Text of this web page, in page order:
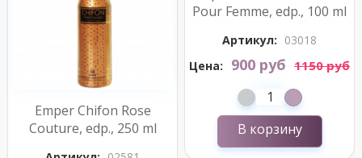
Emper Chifon Rose
Couture, edp., 250 ml
Pour Femme, edp., 100 ml
Артикул: 03018
Цена:
900 руб 1150 руб
В корзину